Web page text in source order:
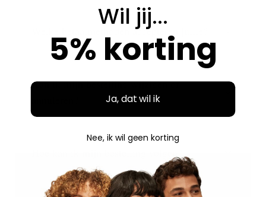
Welke betaalmethoden accepteren jullie?
Kan ik mijn bestelling wijzigen of
Wil jij...
5% korting
Ja, dat wil ik
Nee, ik wil geen korting